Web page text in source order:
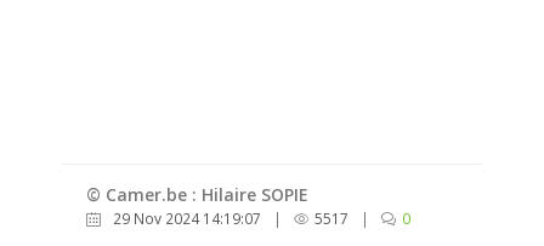
© Camer.be : Hilaire SOPIE
29 Nov 2024 14:19:07 | 5517 | 0